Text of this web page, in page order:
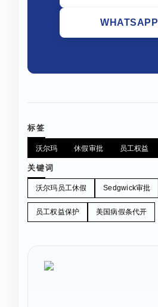
WHATSAPP
标签
沃尔玛 休假审批 员工权益
关键词
沃尔玛员工休假 Sedgwick审批
员工权益保护 美国病假条代开